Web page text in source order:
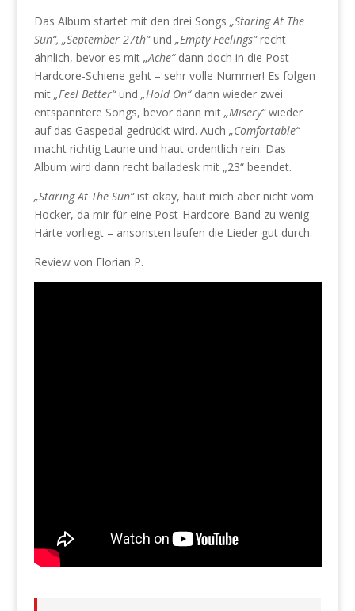
Das Album startet mit den drei Songs „Staring At The
Sun“, „September 27th“und „Empty Feelings“recht
ähnlich, bevor es mit „Ache“dann doch in die Post-
Hardcore-Schiene geht – sehr volle Nummer! Es folgen
mit „Feel Better“und „Hold On“dann wieder zwei
entspanntere Songs, bevor dann mit „Misery“wieder
auf das Gaspedal gedrückt wird. Auch „Comfortable“
macht richtig Laune und haut ordentlich rein. Das
Album wird dann recht balladesk mit „23“ beendet.
„Staring At The Sun“ist okay, haut mich aber nicht vom
Hocker, da mir für eine Post-Hardcore-Band zu wenig
Härte vorliegt – ansonsten laufen die Lieder gut durch.
Review von Florian P.